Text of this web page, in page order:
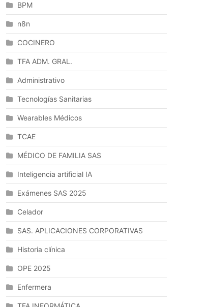
BPM
n8n
COCINERO
TFA ADM. GRAL.
Administrativo
Tecnologías Sanitarias
Wearables Médicos
TCAE
MÉDICO DE FAMILIA SAS
Inteligencia artificial IA
Exámenes SAS 2025
Celador
SAS. APLICACIONES CORPORATIVAS
Historia clínica
OPE 2025
Enfermera